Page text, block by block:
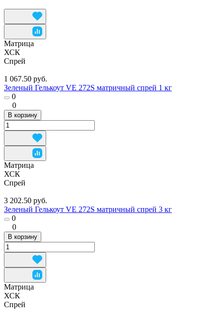
Матрица
ХСК
Спрей
1 067.50 руб.
Зеленый Гелькоут VE 272S матричный спрей 1 кг
0
0
В корзину
Матрица
ХСК
Спрей
3 202.50 руб.
Зеленый Гелькоут VE 272S матричный спрей 3 кг
0
0
В корзину
Матрица
ХСК
Спрей